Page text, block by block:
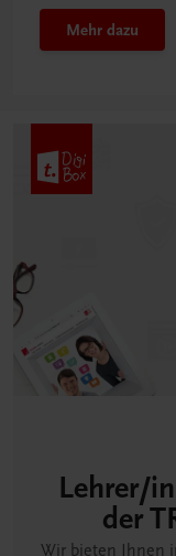
Mehr dazu
Lehrer/
der
Wir bieten Ihnen